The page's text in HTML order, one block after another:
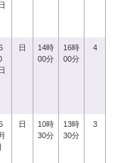
日
14時
00分
16時
00分
4
日
10時
30分
13時
30分
3